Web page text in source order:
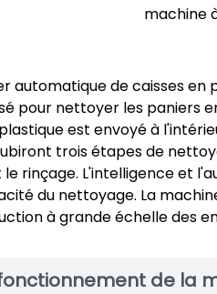
machine
automatique de caisses
pour nettoyer les paniers
est envoyé à
trois étapes de
rinçage. L'intelligence et
du nettoyage. La
à grande échelle des
de la